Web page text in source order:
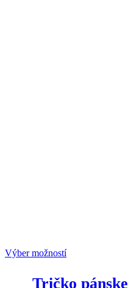
Výber možností
Tričko pánske